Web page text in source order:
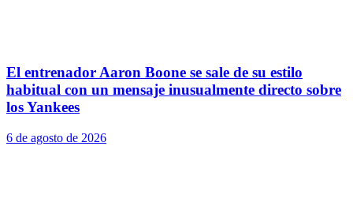
El entrenador Aaron Boone se sale de su estilo
habitual con un mensaje inusualmente directo sobre
los Yankees
6 de agosto de 2026